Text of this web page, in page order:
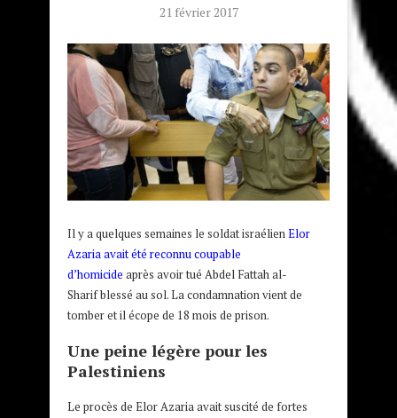
21 février 2017
Il y a quelques semaines le soldat israélienElor
Azaria avait été reconnu coupable
d’homicide après avoir tué Abdel Fattah al-
Sharif blessé au sol. La condamnation vient de
tomber et il écope de 18 mois de prison.
Une peine légère pour les
Palestiniens
Le procès de Elor Azaria avait suscité de fortes